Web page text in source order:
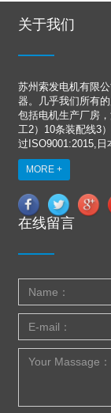
关于我们
苏州索发电机有限
器。几乎我们所有
包括电机生产厂房
工2）10条装配线3
过ISO9001:2015,日
MORE +
在线留言